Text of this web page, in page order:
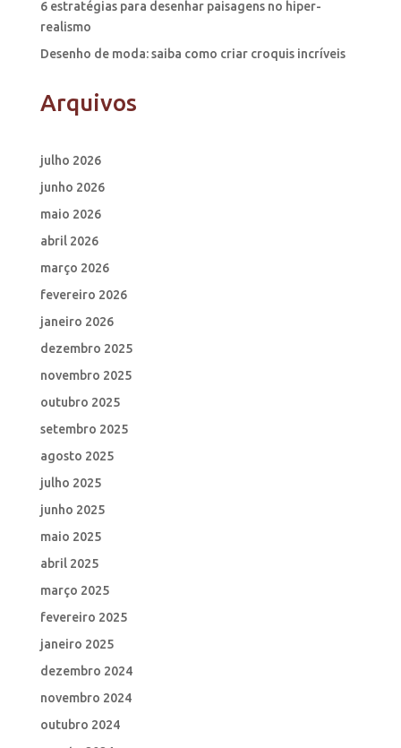
6 estratégias para desenhar paisagens no hiper-
realismo
Desenho de moda: saiba como criar croquis incríveis
Arquivos
julho 2026
junho 2026
maio 2026
abril 2026
março 2026
fevereiro 2026
janeiro 2026
dezembro 2025
novembro 2025
outubro 2025
setembro 2025
agosto 2025
julho 2025
junho 2025
maio 2025
abril 2025
março 2025
fevereiro 2025
janeiro 2025
dezembro 2024
novembro 2024
outubro 2024